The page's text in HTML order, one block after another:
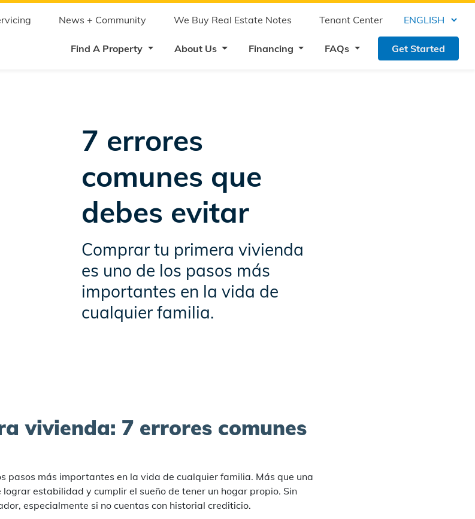
Skip
content
News + Community We Buy Real Estate Notes Tenant Center
Find A Property About Us Financing FAQs Get Started
7 errores
comunes que
debes evitar
Comprar tu primera vivienda
es uno de los pasos más
importantes en la vida de
cualquier familia.
vivienda: 7 errores comunes
pasos más importantes en la vida de cualquier familia. Más que una
estabilidad y cumplir el sueño de tener un hogar propio. Sin
especialmente si no cuentas con historial crediticio.